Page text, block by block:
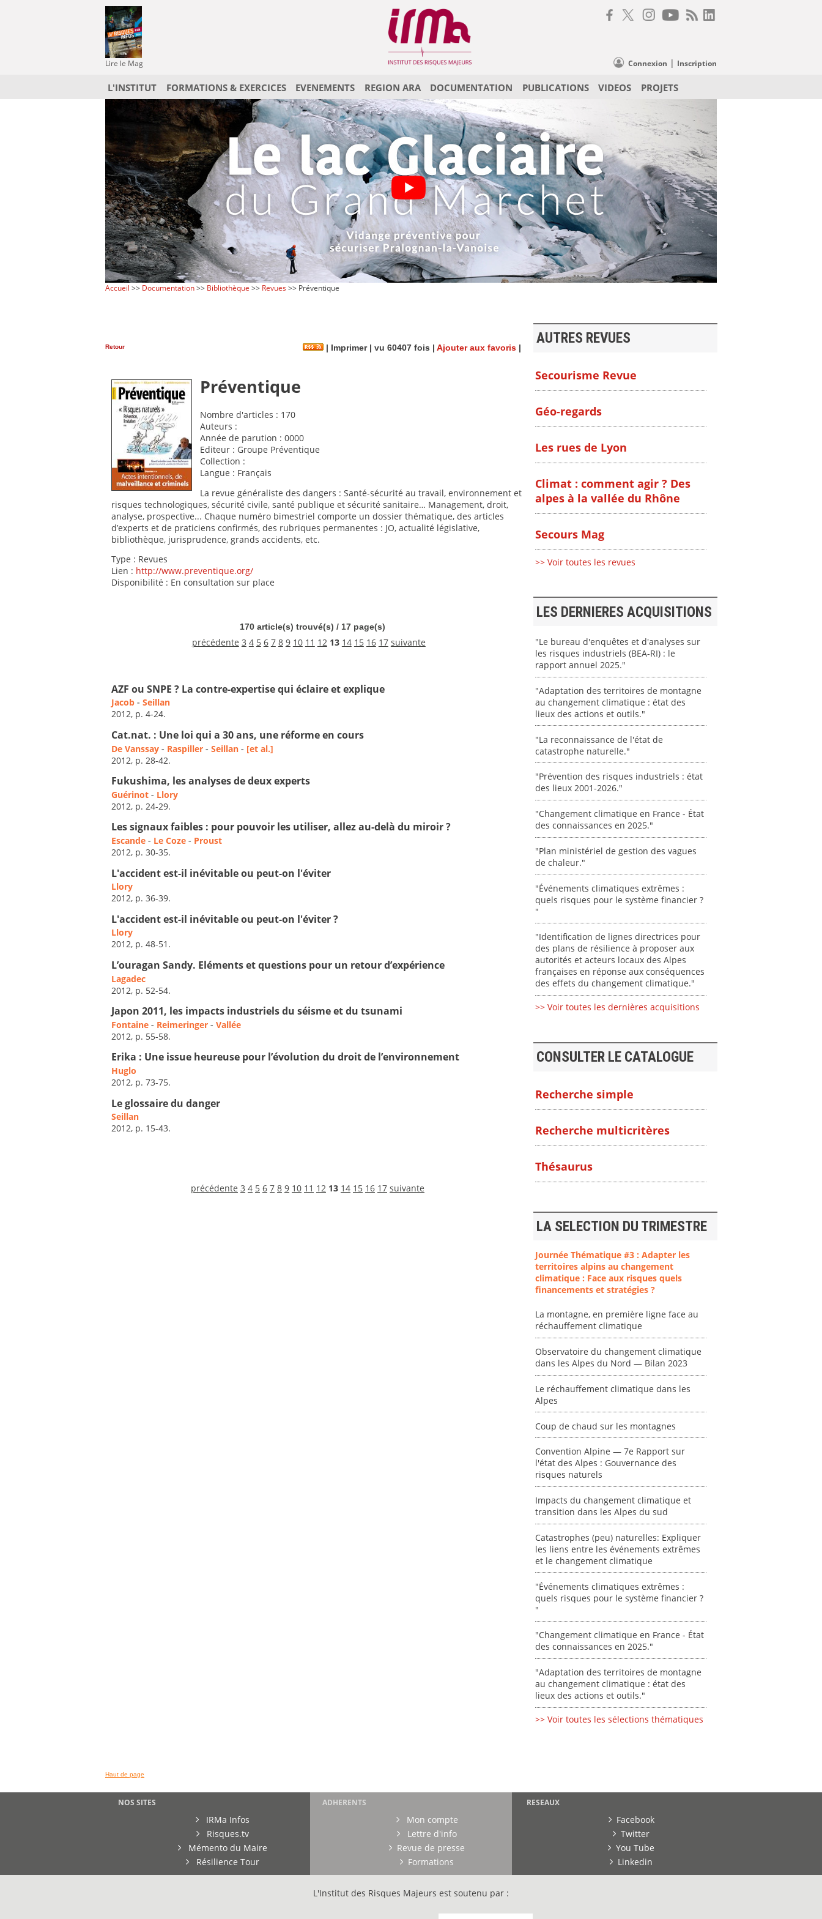
Lire le Mag Connexion | Inscription
L'INSTITUT FORMATIONS & EXERCICES EVENEMENTS REGION ARA DOCUMENTATION PUBLICATIONS VIDEOS PROJETS
Accueil >> Documentation>> Bibliothèque >> Revues>> Préventique
Retour Imprimer| vu 60407 fois | Ajouter aux favoris
Préventique
Nombre d'articles : 170
Auteurs :
Année de parution : 0000
Editeur : Groupe Préventique
Collection :
Langue : Français
La revue généraliste des dangers : Santé-sécurité au travail, environnement et
risques technologiques, sécurité civile, santé publique et sécurité sanitaire… Management, droit,
analyse, prospective... Chaque numéro bimestriel comporte un dossier thématique, des articles
d’experts et de praticiens confirmés, des rubriques permanentes : JO, actualité législative,
bibliothèque, jurisprudence, grands accidents, etc.
Type : Revues
Lien : http://www.preventique.org/
Disponibilité : En consultation sur place
170 article(s) trouvé(s) / 17 page(s)
précédente 3 4 5 6 7 8 9 10 11 12 13 14 15 16 17 suivante
AZF ou SNPE ? La contre-expertise qui éclaire et explique
Jacob - Seillan
2012, p. 4-24.
Cat.nat. : Une loi qui a 30 ans, une réforme en cours
De Vanssay - Raspiller - Seillan - [et al.]
2012, p. 28-42.
Fukushima, les analyses de deux experts
Guérinot - Llory
2012, p. 24-29.
Les signaux faibles : pour pouvoir les utiliser, allez au-delà du miroir ?
Escande - Le Coze - Proust
2012, p. 30-35.
L'accident est-il inévitable ou peut-on l'éviter
Llory
2012, p. 36-39.
L'accident est-il inévitable ou peut-on l'éviter ?
Llory
2012, p. 48-51.
L’ouragan Sandy. Eléments et questions pour un retour d’expérience
Lagadec
2012, p. 52-54.
Japon 2011, les impacts industriels du séisme et du tsunami
Fontaine - Reimeringer - Vallée
2012, p. 55-58.
Erika : Une issue heureuse pour l’évolution du droit de l’environnement
Huglo
2012, p. 73-75.
Le glossaire du danger
Seillan
2012, p. 15-43.
précédente 3 4 5 6 7 8 9 10 11 12 13 14 15 16 17 suivante
AUTRES REVUES
Secourisme Revue
Géo-regards
Les rues de Lyon
Climat : comment agir ? Des
alpes à la vallée du Rhône
Secours Mag
>> Voir toutes les revues
LES DERNIERES ACQUISITIONS
"Le bureau d'enquêtes et d'analyses sur
les risques industriels (BEA-RI) : le
rapport annuel 2025."
"Adaptation des territoires de montagne
au changement climatique : état des
lieux des actions et outils."
"La reconnaissance de l'état de
catastrophe naturelle."
"Prévention des risques industriels : état
des lieux 2001-2026."
"Changement climatique en France - État
des connaissances en 2025."
"Plan ministériel de gestion des vagues
de chaleur."
"Événements climatiques extrêmes :
quels risques pour le système financier ?
"
"Identification de lignes directrices pour
des plans de résilience à proposer aux
autorités et acteurs locaux des Alpes
françaises en réponse aux conséquences
des effets du changement climatique."
>> Voir toutes les dernières acquisitions
CONSULTER LE CATALOGUE
Recherche simple
Recherche multicritères
Thésaurus
LA SELECTION DU TRIMESTRE
Journée Thématique #3 : Adapter les
territoires alpins au changement
climatique : Face aux risques quels
financements et stratégies ?
La montagne, en première ligne face au
réchauffement climatique
Observatoire du changement climatique
dans les Alpes du Nord — Bilan 2023
Le réchauffement climatique dans les
Alpes
Coup de chaud sur les montagnes
Convention Alpine — 7e Rapport sur
l'état des Alpes : Gouvernance des
risques naturels
Impacts du changement climatique et
transition dans les Alpes du sud
Catastrophes (peu) naturelles: Expliquer
les liens entre les événements extrêmes
et le changement climatique
"Événements climatiques extrêmes :
quels risques pour le système financier ?
"
"Changement climatique en France - État
des connaissances en 2025."
"Adaptation des territoires de montagne
au changement climatique : état des
lieux des actions et outils."
>> Voir toutes les sélections thématiques
Haut de page
NOS SITES
IRMa Infos
Risques.tv
Mémento du Maire
Résilience Tour
ADHERENTS
Mon compte
Lettre d'info
Revue de presse
Formations
RESEAUX
Facebook
Twitter
You Tube
Linkedin
L'Institut des Risques Majeurs est soutenu par :